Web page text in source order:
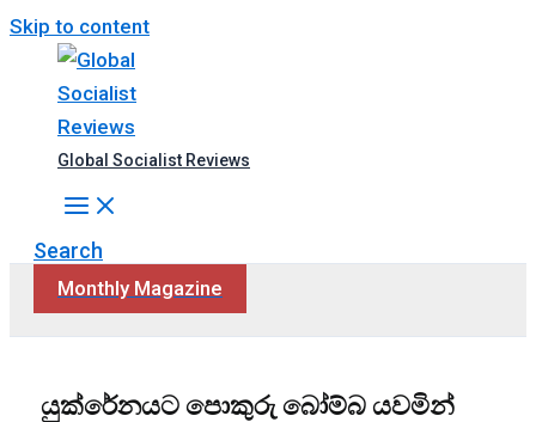
Skip to content
Global Socialist Reviews
Search
Monthly Magazine
යුක්රේනයට පොකුරු බෝම්බ යවමින්